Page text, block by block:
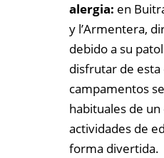
alergia: en
y l’Armentera,
debido a su
disfrutar de esta
campamentos
habituales de
actividades de
forma divertida.